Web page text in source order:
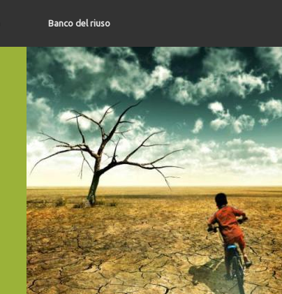
Banco del riuso